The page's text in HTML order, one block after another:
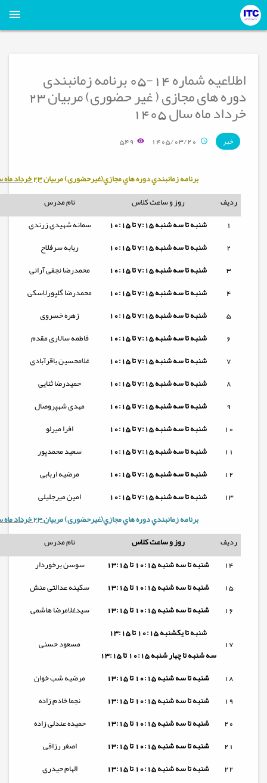
اطلاعیه شماره 14-05 برنامه زمانبندی
دوره های مجازی ( غیر حضوری) مربیان 23
خرداد ماه سال 1405
خبر 1405/03/20
549
برنامه زمانبندي دوره هاي مجازي(غیرحضوری) مربيان23 خرداد ماه سال 1405
ردیف
روز و ساعت کلاس
نام مدرس
1
شنبه تاسه شنبه
سمانه شهیدی زرندی
2
شنبه تاسه شنبه
ربابه سرفلاح
3
شنبه تاسه شنبه
محمدرضا نجفی آرانی
4
شنبه تاسه شنبه
محمدرضا گلپورلاسکی
5
شنبه تاسه شنبه
زهره خسروی
6
شنبه تاسه شنبه
فاطمه سالاری مقدم
7
شنبه تاسه شنبه
غلامحسین باقرآبادی
8
شنبه تاسه شنبه
حمیدرضا ثنایی
9
شنبه تاسه شنبه
مهدی شهپروصال
10
شنبه تاسه شنبه
افرا میرلو
11
شنبه تاسه شنبه
سعید محمدپور
12
شنبه تاسه شنبه
مرضیه اربابی
13
شنبه تاسه شنبه
امین میرجلیلی
برنامه زمانبندي دوره هاي مجازي(غیرحضوری) مربيان23 خرداد ماه سال 1405
ردیف
روز و ساعت کلاس
نام مدرس
14
شنبه تاسه شنبه
سوسن برخوردار
15
شنبه تاسه شنبه
سکینه عدالتی منش
16
شنبه تاسه شنبه سیدغلامرضا هاشمی
17
شنبه تایکشنبه10:15 تا 13:15
مسعود حسنی
سه شنبه تاچهار شنبه10:15 تا 13:15
18
شنبه تاسه شنبه
مرضیه شب خوان
19
شنبه تاسه شنبه
نجما خادم زاده
20
شنبه تاسه شنبه
حمیده عندلی زاده
21
شنبه تاسه شنبه
اصغر رزاقی
22
شنبه تاسه شنبه
الهام حیدری